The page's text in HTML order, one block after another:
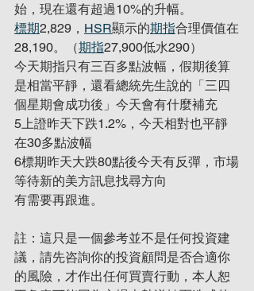
始，現在還有超過10%的升幅。
標期2,829， HSR顯示的期指合理價值在
28,190。（期指27,900低水290）
今天期指只有三百多點波幅，假期後算
是相當平靜，還看總統先生說的「三四
個星期會成功後」今天會有什麼補充
5上證昨天下跌1.2%，今天相對也平靜
在30多點波幅
6標期昨天大跌80點後今天有反彈，市場
等待新的美方訊息找尋方向
有需要再跟進。
註：這只是一個參考並不是任何投資建
議，請先咨詢你的投資顧問是否合適你
的風險，才作出任何買賣行動，本人恕